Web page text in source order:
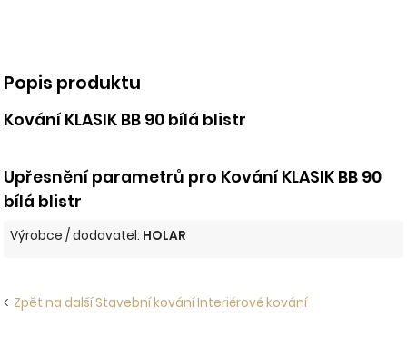
Popis produktu
Kování KLASIK BB 90 bílá blistr
Upřesnění parametrů pro Kování KLASIK BB 90
bílá blistr
Výrobce / dodavatel: HOLAR
Zpět na další Stavební kování Interiérové kování